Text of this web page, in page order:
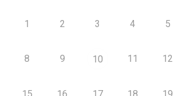
1 2 3 4 5
8 9 10 11 12
15 16 17 18 19